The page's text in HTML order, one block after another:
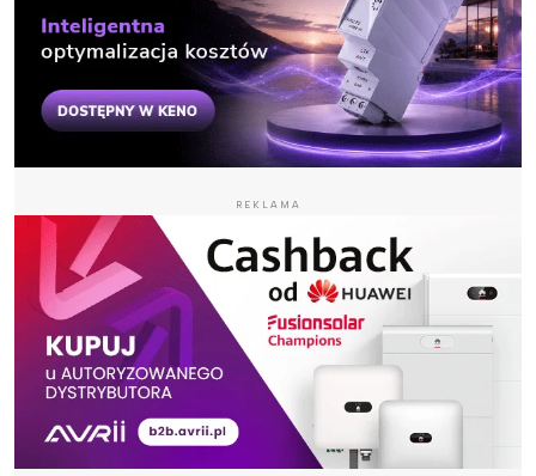
REKLAMA